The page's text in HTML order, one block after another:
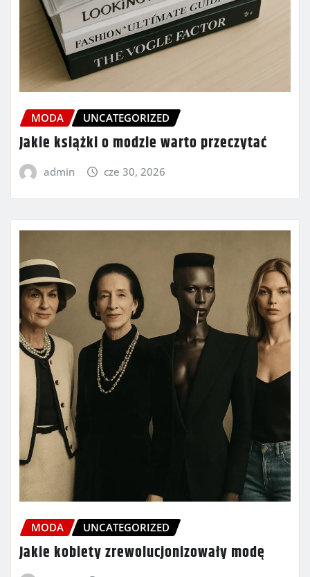
MODA UNCATEGORIZED
Jakie książki o modzie warto przeczytać
admin cze 30, 2026
MODA UNCATEGORIZED
Jakie kobiety zrewolucjonizowały modę